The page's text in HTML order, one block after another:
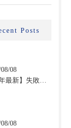
Posts
08
08